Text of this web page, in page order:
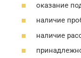
оказание
наличие
наличие